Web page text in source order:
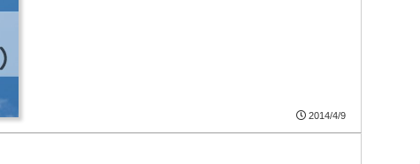
2014/4/9